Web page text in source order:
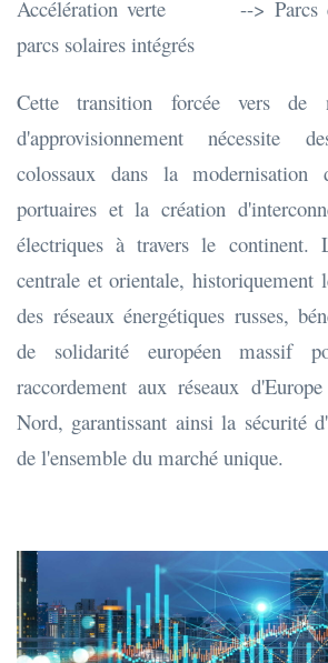
Accélération verte --> Parcs
parcs solaires intégrés
Cette transition forcée vers de
d'approvisionnement nécessite
colossaux dans la modernisation
portuaires et la création
électriques à travers le continent.
centrale et orientale, historiquement
des réseaux énergétiques russes,
de solidarité européen massif
raccordement aux réseaux
Nord, garantissant ainsi la sécurité
de l'ensemble du marché unique.